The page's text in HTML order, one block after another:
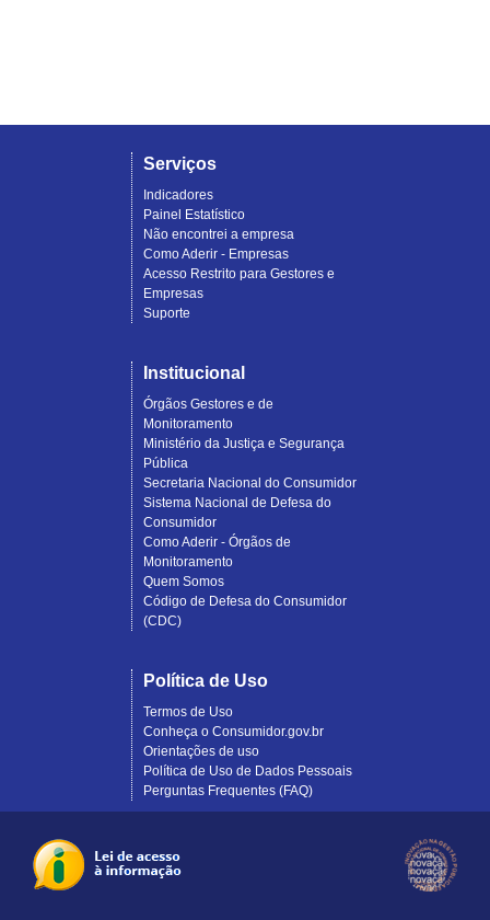
Serviços
Indicadores
Painel Estatístico
Não encontrei a empresa
Como Aderir - Empresas
Acesso Restrito para Gestores e
Empresas
Suporte
Institucional
Órgãos Gestores e de
Monitoramento
Ministério da Justiça e Segurança
Pública
Secretaria Nacional do Consumidor
Sistema Nacional de Defesa do
Consumidor
Como Aderir - Órgãos de
Monitoramento
Quem Somos
Código de Defesa do Consumidor
(CDC)
Política de Uso
Termos de Uso
Conheça o Consumidor.gov.br
Orientações de uso
Política de Uso de Dados Pessoais
Perguntas Frequentes (FAQ)